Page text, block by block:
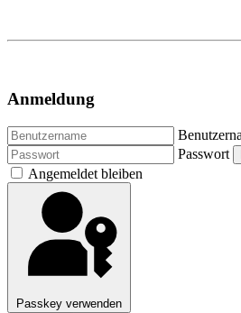
Anmeldung
Passwort
Angemeldet bleiben
Passkey verwenden